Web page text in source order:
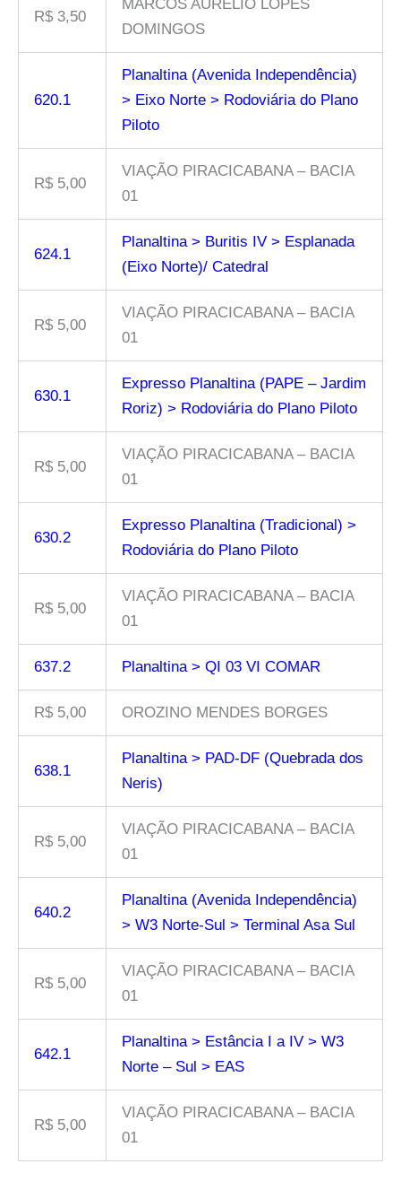
R$ 3,50
MARCOS AURELIO LOPES
DOMINGOS
620.1
Planaltina (Avenida Independência)
> Eixo Norte > Rodoviária do Plano
Piloto
R$ 5,00
VIAÇÃO PIRACICABANA – BACIA
01
624.1
Planaltina > Buritis IV > Esplanada
(Eixo Norte)/ Catedral
R$ 5,00
VIAÇÃO PIRACICABANA – BACIA
01
630.1
Expresso Planaltina (PAPE – Jardim
Roriz) > Rodoviária do Plano Piloto
R$ 5,00
VIAÇÃO PIRACICABANA – BACIA
01
630.2
Expresso Planaltina (Tradicional) >
Rodoviária do Plano Piloto
R$ 5,00
VIAÇÃO PIRACICABANA – BACIA
01
637.2 Planaltina > QI 03 VI COMAR
R$ 5,00 OROZINO MENDES BORGES
638.1
Planaltina > PAD-DF (Quebrada dos
Neris)
R$ 5,00
VIAÇÃO PIRACICABANA – BACIA
01
640.2
Planaltina (Avenida Independência)
> W3 Norte-Sul > Terminal Asa Sul
R$ 5,00
VIAÇÃO PIRACICABANA – BACIA
01
642.1
Planaltina > Estância I a IV > W3
Norte – Sul > EAS
R$ 5,00
VIAÇÃO PIRACICABANA – BACIA
01